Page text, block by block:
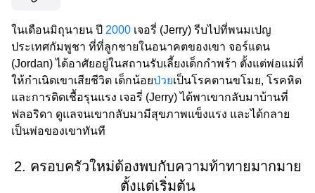
ในเดือนมิถุนายน ปี 2000 เจอรี่ (Jerry) รีบไปที่พนมเปญ
ประเทศกัมพูชา ที่ที่ลูกชายในอนาคตของเขา จอร์แดน
(Jordan) ได้อาศัยอยู่ในสถานรับเลี้ยงเด็กกำพร้า ตั้งแต่พ่อแม่ที่
ให้กำเนิดเขาเสียชีวิต เด็กน้อยป่วยเป็นโรคตานขโมย, โรคหิด
และการติดเชื้อรุนแรง เจอรี่ (Jerry) ได้พาเขากลับมาบ้านที่
ฟลอริดา ดูแลจนเขากลับมามีสุขภาพแข็งแรง และได้กลาย
เป็นพ่อของเขาทันที
2. ครอบครัวใหม่ต้องพบกับความท้าทายมากมาย
ตั้งแต่เริ่มต้น